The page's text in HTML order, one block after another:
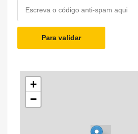
Para validar
+
−